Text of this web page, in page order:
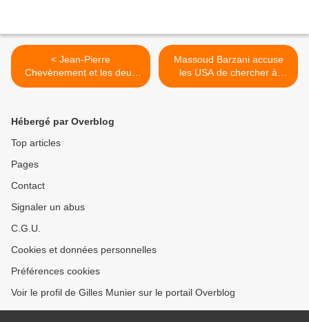
< Jean-Pierre
Chevènement et les deux
guerres du Golfe
Massoud Barzani accuse
les USA de chercher à
«punir » la région >
Hébergé par Overblog
Top articles
Pages
Contact
Signaler un abus
C.G.U.
Cookies et données personnelles
Préférences cookies
Voir le profil de Gilles Munier sur le portail Overblog